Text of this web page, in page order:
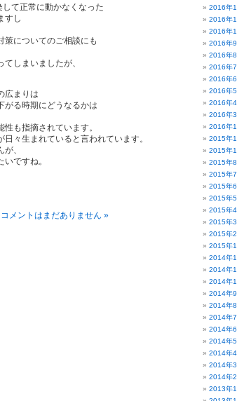
て正常に動かなくなった
すし
策についてのご相談にも
しまいましたが、
広まりは
がる時期にどうなるかは
も指摘されています。
々生まれていると言われています。
、
ですね。
コメントはまだありません »
2016年
2016年
2016年
2016年9
2016年8
2016年7
2016年6
2016年5
2016年4
2016年3
2016年1
2015年
2015年
2015年8
2015年7
2015年6
2015年5
2015年4
2015年3
2015年2
2015年1
2014年
2014年
2014年
2014年9
2014年8
2014年7
2014年6
2014年5
2014年4
2014年3
2014年2
2013年